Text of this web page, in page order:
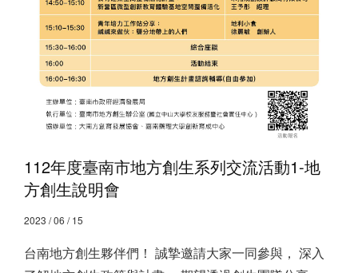
112年度臺南市地方創生系列交流活動1-地
方創生說明會
2023 / 06 / 15
台南地方創生夥伴們！ 誠摯邀請大家一同參與， 深入